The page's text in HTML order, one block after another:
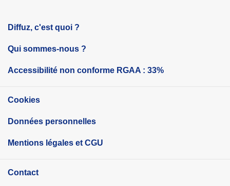
Diffuz, c'est quoi ?
Qui sommes-nous ?
Accessibilité non conforme RGAA : 33%
Cookies
Données personnelles
Mentions légales et CGU
Contact